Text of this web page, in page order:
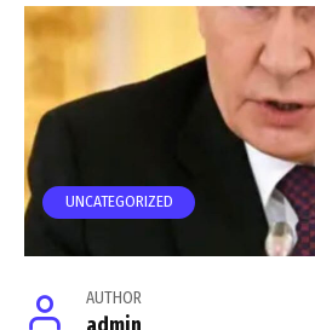
UNCATEGORIZED
AUTHOR